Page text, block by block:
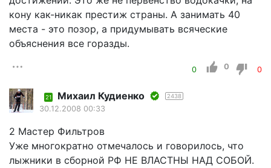
кону как-никак престиж страны. А занимать 40
места - это позор, а придумывать всяческие
объяснения все горазды.
0 0 0
21 Михаил Кудиенко 2438
30.12.2008 00:33
2 Мастер Фильтров
Уже многократно отмечалось и говорилось, что
лыжники в сборной РФ НЕ ВЛАСТНЫ НАД СОБОЙ.